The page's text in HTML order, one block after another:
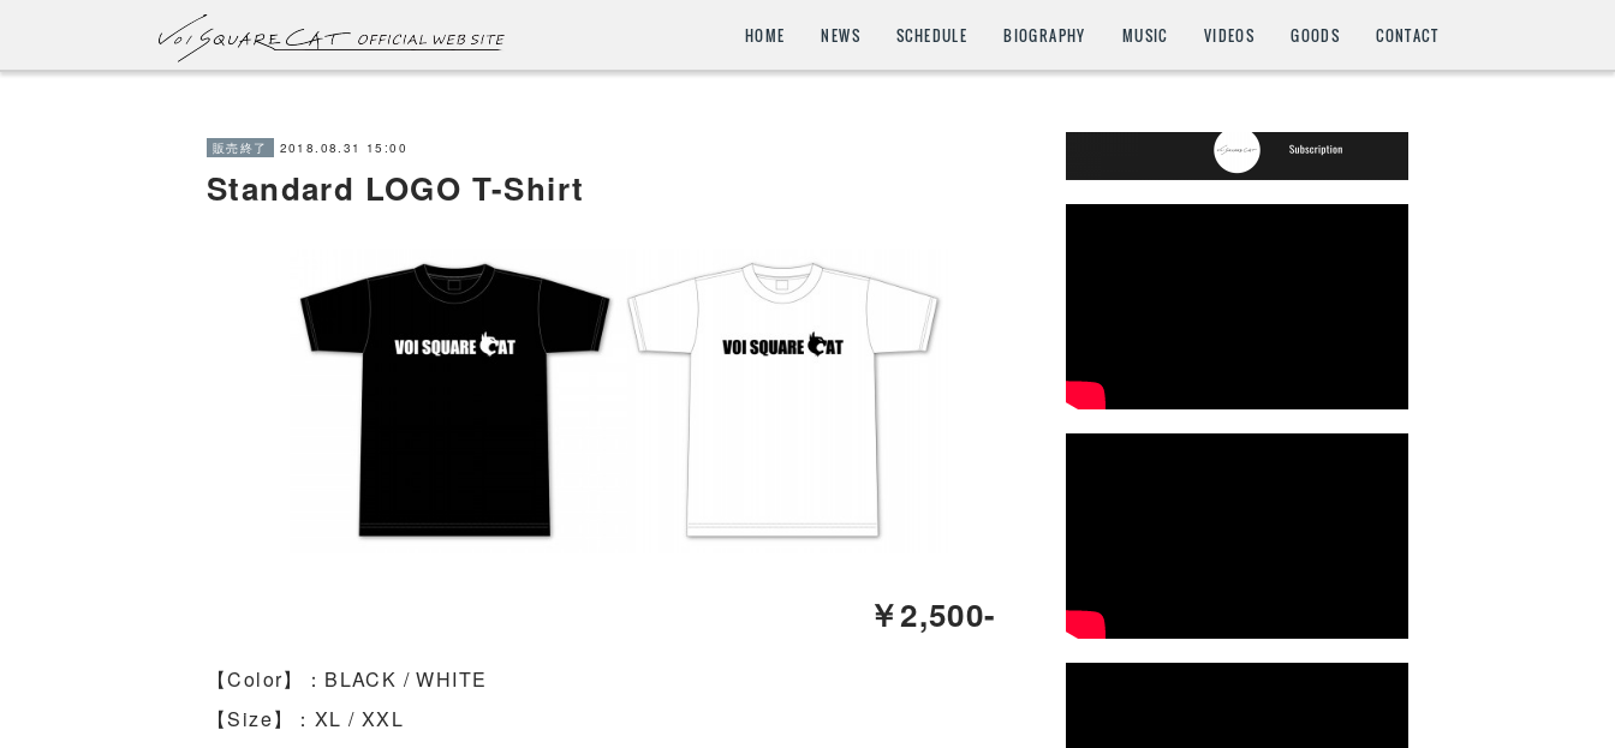
HOME NEWS SCHEDULE BIOGRAPHY MUSIC VIDEOS GOODS CONTACT
販売終了 2018.08.31 15:00
Standard LOGO T-Shirt
￥2,500-
【Color】：BLACK / WHITE
【Size】：XL / XXL